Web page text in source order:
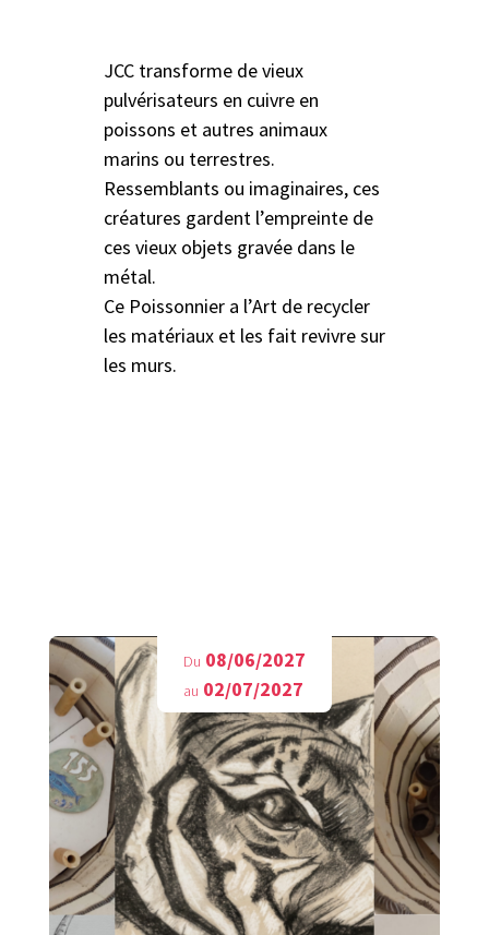
JCC transforme de vieux
pulvérisateurs en cuivre en
poissons et autres animaux
marins ou terrestres.
Ressemblants ou imaginaires, ces
créatures gardent l’empreinte de
ces vieux objets gravée dans le
métal.
Ce Poissonnier a l’Art de recycler
les matériaux et les fait revivre sur
les murs.
Du 08/06/2027
au 02/07/2027